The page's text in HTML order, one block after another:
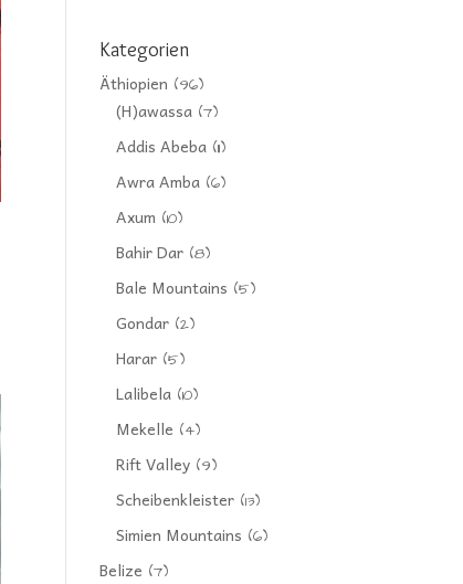
Kategorien
Äthiopien (96)
(H)awassa (7)
Addis Abeba (11)
Awra Amba (6)
Axum (10)
Bahir Dar (8)
Bale Mountains (5)
Gondar (2)
Harar (5)
Lalibela (10)
Mekelle (4)
Rift Valley (9)
Scheibenkleister (13)
Simien Mountains (6)
Belize (7)